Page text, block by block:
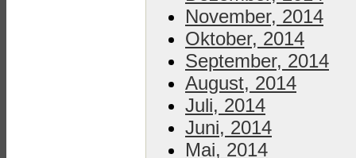
November, 2014
Oktober, 2014
September, 2014
August, 2014
Juli, 2014
Juni, 2014
Mai, 2014